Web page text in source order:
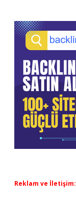
Reklam ve İletişim: